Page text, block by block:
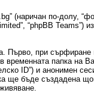
(наричан по-долу,
“phpBB
при сърфиране
временната папка на
ID”) и анонимен
ще бъде създадена